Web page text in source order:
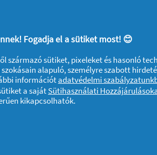
Fogadja el a sütiket most! 😊
származó sütiket, pixeleket és hasonló
alapuló, személyre szabott
információtadatvédelmi
a sajátSütihasználati
kikapcsolhatók.